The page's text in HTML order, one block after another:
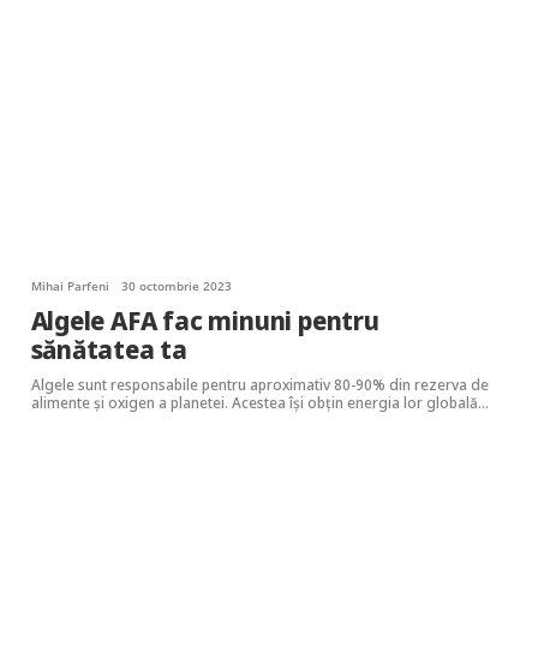
Mihai Parfeni 30 octombrie 2023
Algele AFA fac minuni pentru
sănătatea ta
Algele sunt responsabile pentru aproximativ 80-90% din rezerva de
alimente și oxigen a planetei. Acestea își obțin energia lor globală…